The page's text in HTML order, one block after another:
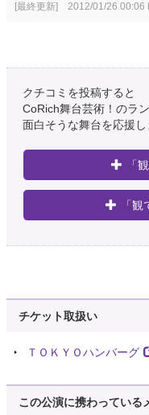
[最終更新] 2012/01/26 00:06
クチコミを投稿すると
CoRich舞台芸術！のラ
面白そうな舞台を応援し
「
「
チケット取扱い
ＴＯＫＹＯハンバーグ
この公演に携わっている